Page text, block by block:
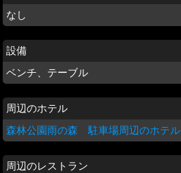
なし
設備
ベンチ、テーブル
周辺のホテル
森林公園雨の森 駐車場周辺のホテル
周辺のレストラン